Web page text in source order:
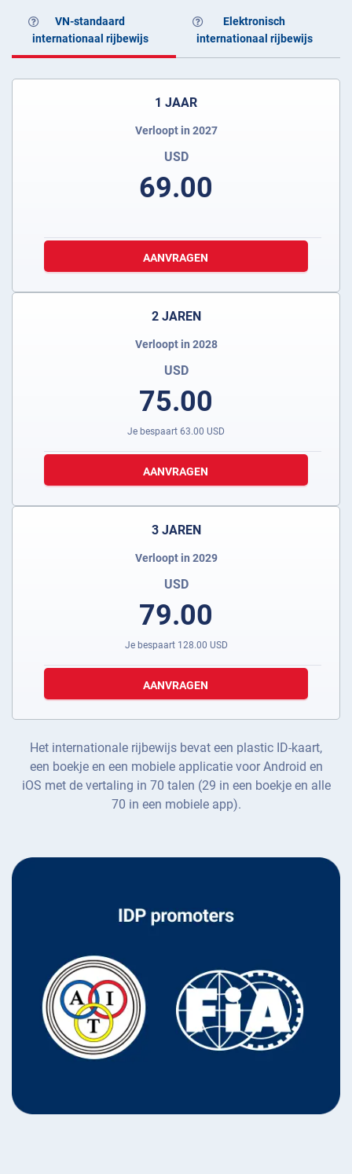
VN-standaard
internationaal rijbewijs
Elektronisch
internationaal rijbewijs
1 JAAR
Verloopt in 2027
USD
69.00
AANVRAGEN
2 JAREN
Verloopt in 2028
USD
75.00
Je bespaart 63.00 USD
AANVRAGEN
3 JAREN
Verloopt in 2029
USD
79.00
Je bespaart 128.00 USD
AANVRAGEN
Het internationale rijbewijs bevat een plastic ID-kaart,
een boekje en een mobiele applicatie voor Android en
iOS met de vertaling in 70 talen (29 in een boekje en alle
70 in een mobiele app).